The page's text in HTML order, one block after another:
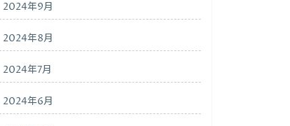
2024年9月
2024年8月
2024年7月
2024年6月